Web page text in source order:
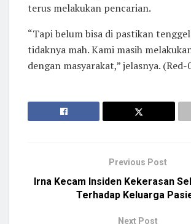
terus melakukan pencarian.
“Tapi belum bisa di pastikan
tidaknya mah. Kami masih
dengan masyarakat,” jelasnya. (Red-
Previous Post
Irna Kecam Insiden Kekerasan
Terhadap Keluarga
Next Post